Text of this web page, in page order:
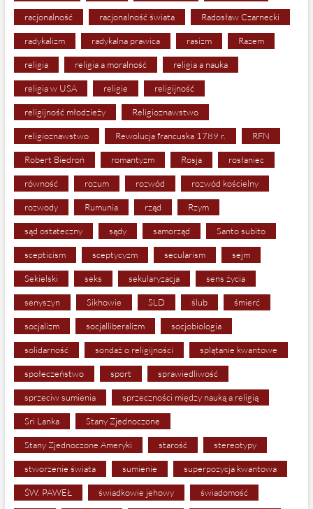
racjonalność racjonalność świata Radosław Czarnecki
radykalizm radykalna prawica rasizm Razem
religia religia a moralność religia a nauka
religia w USA religie religijność
religijność młodzieży Religioznawstwo
religioznawstwo Rewolucja francuska 1789 r. RFN
Robert Biedroń romantyzm Rosja rosłaniec
równość rozum rozwód rozwód kościelny
rozwody Rumunia rząd Rzym
sąd ostateczny sądy samorząd Santo subito
scepticism sceptycyzm secularism sejm
Sekielski seks sekularyzacja sens życia
senyszyn Sikhowie SLD ślub śmierć
socjalizm socjalliberalizm socjobiologia
solidarność sondaż o religijności splątanie kwantowe
społeczeństwo sport sprawiedliwość
sprzeciw sumienia sprzeczności między nauką a religią
Sri Lanka Stany Zjednoczone
Stany Zjednoczone Ameryki starość stereotypy
stworzenie świata sumienie superpozycja kwantowa
ŚW. PAWEŁ świadkowie jehowy świadomość